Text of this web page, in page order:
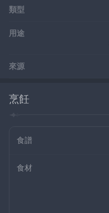
類型
用途
來源
烹飪
食譜
食材